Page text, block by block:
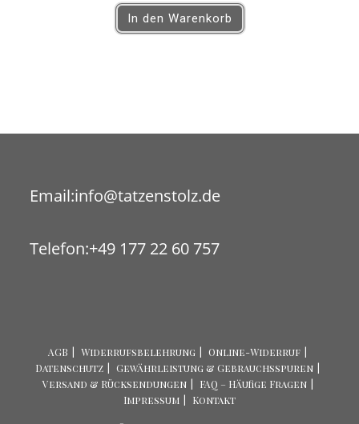
war:
€49,00
ist:
€35,00.
In den Warenkorb
Email:info@tatzenstolz.de
Telefon:+49 177 22 60 757
AGB Widerrufsbelehrung
Online-Widerruf
Datenschutz
Gewährleistung & Gebrauchsspuren
Versand & Rücksendungen
FAQ – Häufige Fragen
Impressum
Kontakt